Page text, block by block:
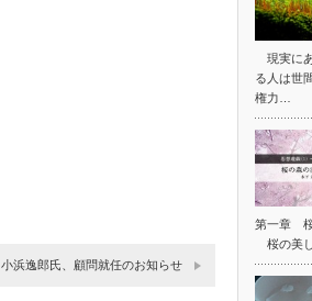
小浜逸郎氏、顧問就任のお知らせ
現実に
る人は世
権力…
第一章
桜の美